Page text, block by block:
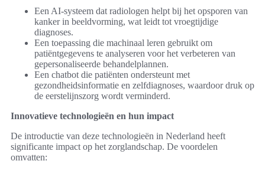
Een AI-systeem dat radiologen helpt bij het opsporen van
kanker in beeldvorming, wat leidt tot vroegtijdige
diagnoses.
Een toepassing die machinaal leren gebruikt om
patiëntgegevens te analyseren voor het verbeteren van
gepersonaliseerde behandelplannen.
Een chatbot die patiënten ondersteunt met
gezondheidsinformatie en zelfdiagnoses, waardoor druk op
de eerstelijnszorg wordt verminderd.
Innovatieve technologieën en hun impact
De introductie van deze technologieën in Nederland heeft
significante impact op het zorglandschap. De voordelen
omvatten: